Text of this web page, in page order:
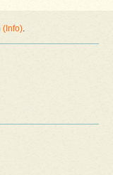
(Info)